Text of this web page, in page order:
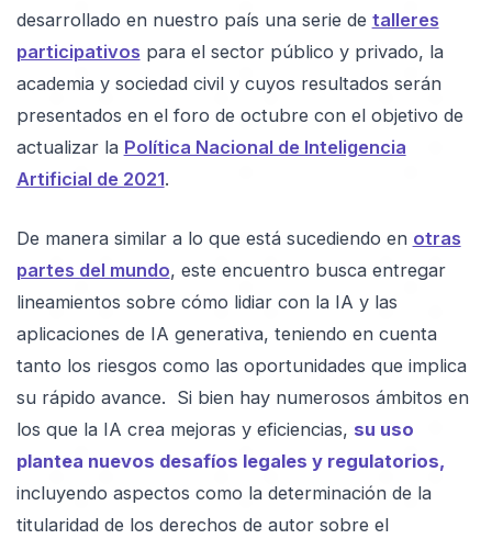
desarrollado en nuestro país una serie de talleres
participativos para el sector público y privado, la
academia y sociedad civil y cuyos resultados serán
presentados en el foro de octubre con el objetivo de
actualizar la Política Nacional de Inteligencia
Artificial de 2021.
De manera similar a lo que está sucediendo en otras
partes del mundo, este encuentro busca entregar
lineamientos sobre cómo lidiar con la IA y las
aplicaciones de IA generativa, teniendo en cuenta
tanto los riesgos como las oportunidades que implica
su rápido avance. Si bien hay numerosos ámbitos en
los que la IA crea mejoras y eficiencias, su uso
plantea nuevos desafíos legales y regulatorios,
incluyendo aspectos como la determinación de la
titularidad de los derechos de autor sobre el